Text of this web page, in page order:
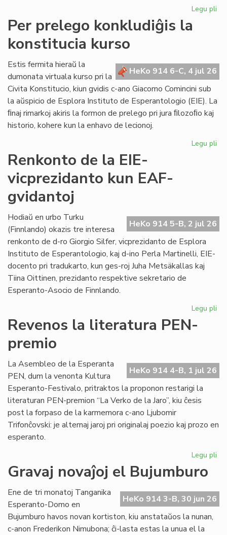
Legu pli
al
Per prelego konkludiĝis la
konstitucia kurso
HeKo 914 6-C, 4 jul 26
Estis fermita hieraŭ la
dumonata virtuala kurso pri la
Civita Konstitucio, kiun gvidis c-ano Giacomo Comincini sub
la aŭspicio de Esplora Instituto de Esperantologio (EIE). La
ﬁnaj rimarkoj akiris la formon de prelego pri jura ﬁlozoﬁo kaj
historio, kohere kun la enhavo de lecionoj.
Legu pli
Renkonto de la EIE-
vicprezidanto kun EAF-
gvidantoj
HeKo 914 5-B, 2 jul 26
Hodiaŭ en urbo Turku
(Finnlando) okazis tre interesa
renkonto de d-ro Giorgio Silfer, vicprezidanto de Esplora
Instituto de Esperantologio, kaj d-ino Perla Martinelli, EIE-
docento pri tradukarto, kun ges-roj Juha Metsäkallas kaj
Tiina Oittinen, prezidanto respektive sekretario de
Esperanto-Asocio de Finnlando.
Legu pli
Revenos la literatura PEN-
premio
HeKo 914 4-B, 1 jul 26
La Asembleo de la Esperanta
PEN, dum la venonta Kultura
Esperanto-Festivalo, pritraktos la proponon restarigi la
literaturan PEN-premion “La Verko de la Jaro”, kiu ĉesis
post la forpaso de la karmemora c-ano Ljubomir
Trifonĉovski: je alternaj jaroj pri originalaj poezio kaj prozo en
esperanto.
Legu pli
Gravaj novaĵoj el Bujumburo
HeKo 914 3-B, 30 jun 26
Ene de tri monatoj Tanganika
Esperanto-Domo en
Bujumburo havos novan kortiston, kiu anstataŭos la nunan,
c-anon Frederikon Nimubona; ĉi-lasta estas la unua el la